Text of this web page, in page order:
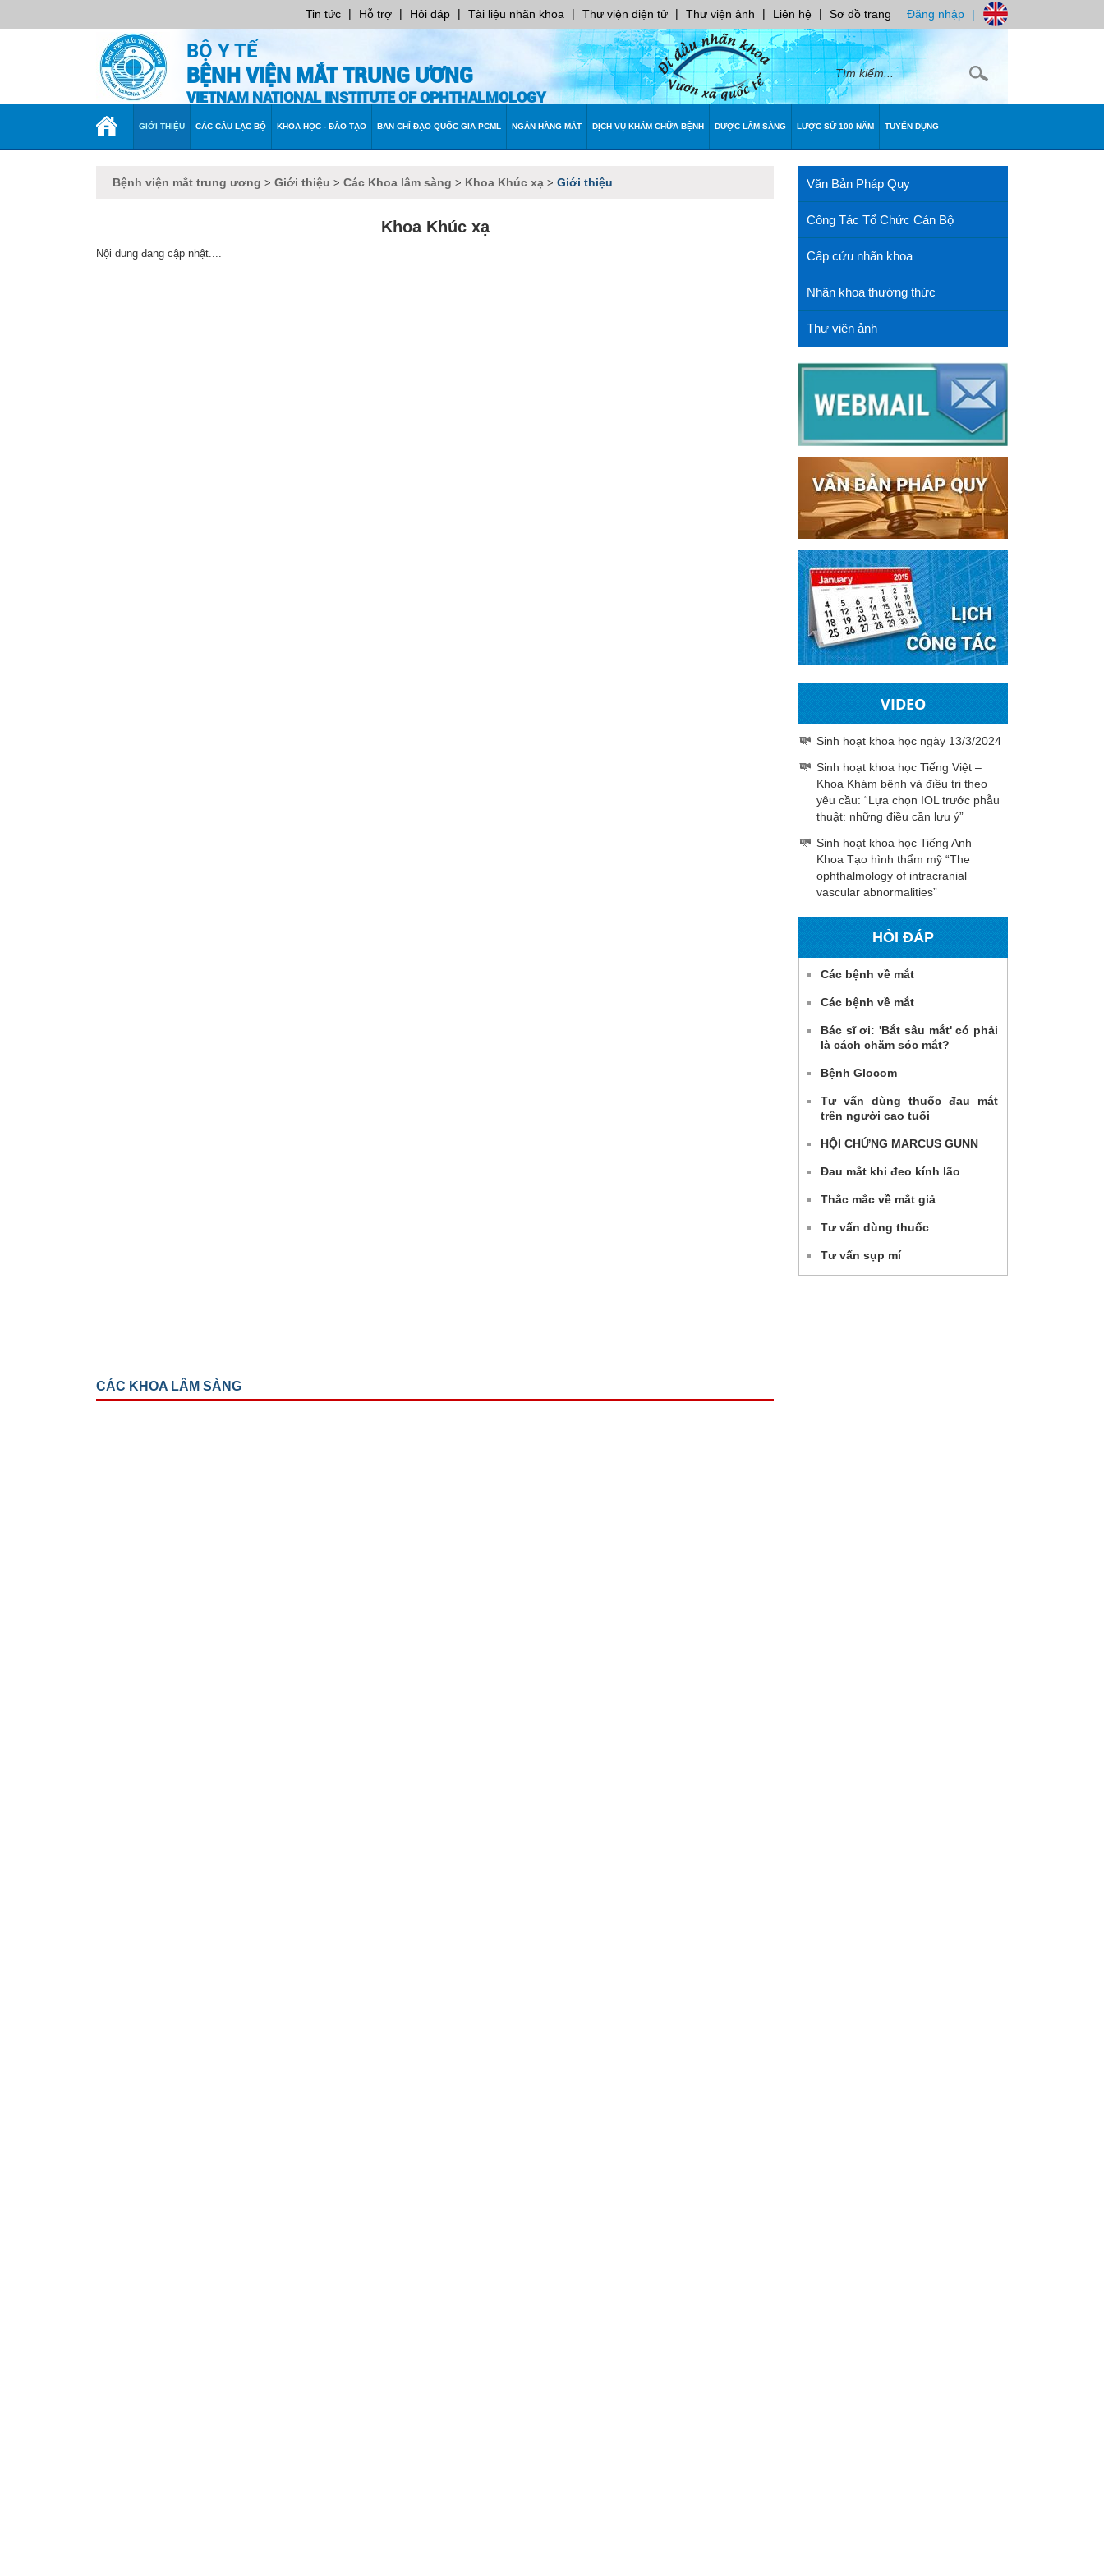
Tin tức | Hỗ trợ | Hỏi đáp | Tài liệu nhãn khoa | Thư viện điện tử | Thư viện ảnh | Liên hệ | Sơ đồ trang Đăng nhập |
BỘ Y TẾ
BỆNH VIỆN MẮT TRUNG ƯƠNG
VIETNAM NATIONAL INSTITUTE OF OPHTHALMOLOGY
TRANG GIỚI THIỆU CÁC CÂU LẠC BỘ KHOA HỌC - ĐÀO TẠO BAN CHỈ ĐẠO QUỐC GIA PCML NGÂN HÀNG MẮT DỊCH VỤ KHÁM CHỮA BỆNH DƯỢC LÂM SÀNG LƯỢC SỬ 100 NĂM TUYỂN DỤNG
Bệnh viện mắt trung ương > Giới thiệu > Các Khoa lâm sàng > Khoa Khúc xạ > Giới thiệu
Khoa Khúc xạ
Nội dung đang cập nhật....
CÁC KHOA LÂM SÀNG
Văn Bản Pháp Quy
Công Tác Tổ Chức Cán Bộ
Cấp cứu nhãn khoa
Nhãn khoa thường thức
Thư viện ảnh
VIDEO
Sinh hoạt khoa học ngày 13/3/2024
Sinh hoạt khoa học Tiếng Việt –
Khoa Khám bệnh và điều trị theo
yêu cầu: “Lựa chọn IOL trước phẫu
thuật: những điều cần lưu ý”
Sinh hoạt khoa học Tiếng Anh –
Khoa Tạo hình thẩm mỹ “The
ophthalmology of intracranial
vascular abnormalities”
HỎI ĐÁP
Các bệnh về mắt
Các bệnh về mắt
Bác sĩ ơi: 'Bắt sâu mắt' có phải
là cách chăm sóc mắt?
Bệnh Glocom
Tư vấn dùng thuốc đau mắt
trên người cao tuổi
HỘI CHỨNG MARCUS GUNN
Đau mắt khi đeo kính lão
Thắc mắc về mắt giả
Tư vấn dùng thuốc
Tư vấn sụp mí